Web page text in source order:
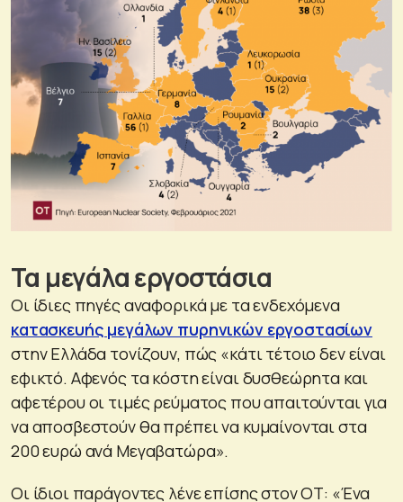
Τα μεγάλα εργοστάσια
Οι ίδιες πηγές αναφορικά με τα ενδεχόμενα
κατασκευής μεγάλων πυρηνικών εργοστασίων
στην Ελλάδα τονίζουν, πώς «κάτι τέτοιο δεν είναι
εφικτό. Αφενός τα κόστη είναι δυσθεώρητα και
αφετέρου οι τιμές ρεύματος που απαιτούνται για
να αποσβεστούν θα πρέπει να κυμαίνονται στα
200 ευρώ ανά Μεγαβατώρα».
Οι ίδιοι παράγοντες λένε επίσης στον ΟΤ: «Ένα